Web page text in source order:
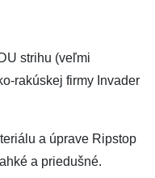
strihu (veľmi
rakúskej firmy Invader
a úprave Ripstop
a priedušné.